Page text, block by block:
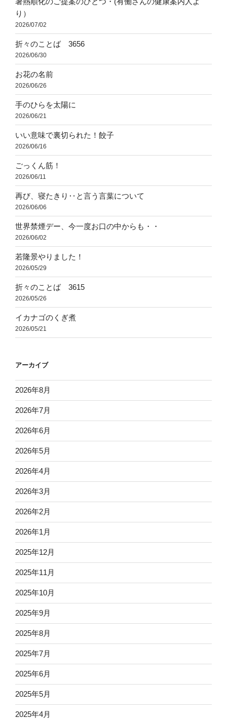
り）
2026/07/02
折々のことば 3656
2026/06/30
お花の名前
2026/06/26
手のひらを太陽に
2026/06/21
いい意味で裏切られた！餃子
2026/06/16
ごっくん筋！
2026/06/11
再び、寝たきり‥と言う言葉について
2026/06/06
世界禁煙デー、今一度お口の中からも・・
2026/06/02
若隆景やりました！
2026/05/29
折々のことば 3615
2026/05/26
イカナゴのくぎ煮
2026/05/21
アーカイブ
2026年8月
2026年7月
2026年6月
2026年5月
2026年4月
2026年3月
2026年2月
2026年1月
2025年12月
2025年11月
2025年10月
2025年9月
2025年8月
2025年7月
2025年6月
2025年5月
2025年4月